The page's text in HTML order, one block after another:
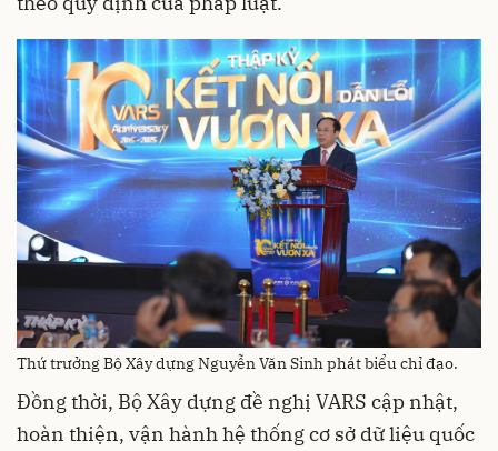
Thứ trưởng Bộ Xây dựng Nguyễn Văn Sinh phát biểu chỉ đạo.
Đồng thời, Bộ Xây dựng đề nghị VARS cập nhật,
hoàn thiện, vận hành hệ thống cơ sở dữ liệu quốc